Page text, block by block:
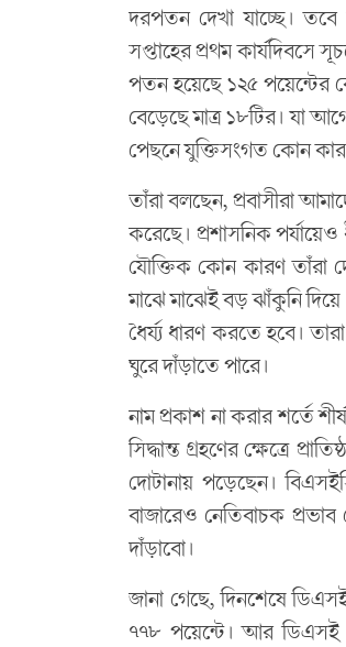
দরপতন দেখা যাচ্ছে।
সপ্তাহের প্রথম
পতন হয়েছে ১২৫ পয়েন্টের
বেড়েছে মাত্র ১৮টির। যা
পেছনে যুক্তিসংগত কোন কারণ
তাঁরা বলছেন, প্রবাসীরা
করেছে। প্রশাসনিক
যৌক্তিক কোন কারণ তাঁরা
মাঝে মাঝেই বড় ঝাঁকুনি
ধৈর্য্য ধারণ করতে হবে।
ঘুরে দাঁড়াতে পারে।
নাম প্রকাশ না করার শর্তে
সিদ্ধান্ত গ্রহণের ক্ষেত্রে
দোটানায় পড়েছেন।
বাজারেও নেতিবাচক
দাঁড়াবো।
জানা গেছে, দিনশেষে
৭৭৮ পয়েন্টে। আর ডিএসই